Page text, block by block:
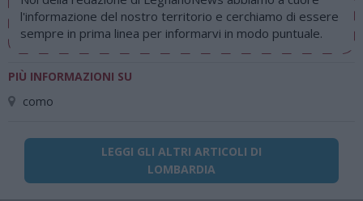
l'informazione del nostro territorio e cerchiamo di essere
sempre in prima linea per informarvi in modo puntuale.
PIÙ INFORMAZIONI SU
como
LEGGI GLI ALTRI ARTICOLI DI
LOMBARDIA